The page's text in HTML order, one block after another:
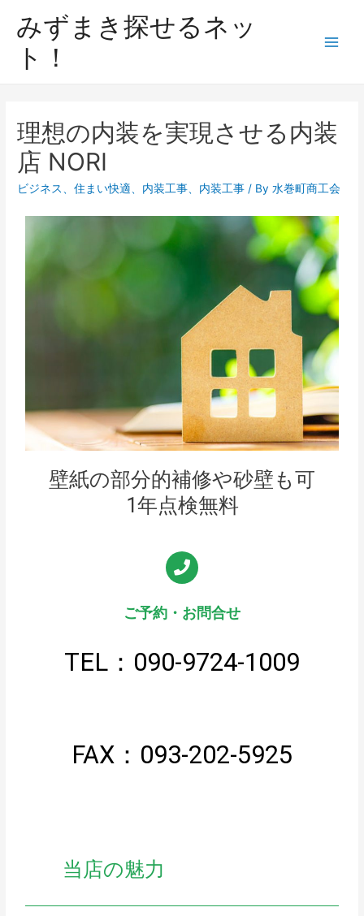
みずまき探せるネッ
ト！
理想の内装を実現させる内装
店 NORI
ビジネス、住まい快適、 内装工事、 内装工事 / By水巻町商工会
壁紙の部分的補修や砂壁も可
1年点検無料
ご予約・お問合せ
TEL：090-9724-1009
FAX：093-202-5925
当店の魅力